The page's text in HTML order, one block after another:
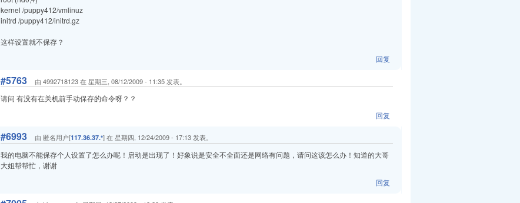
kernel /puppy412/vmlinuz
initrd /puppy412/initrd.gz
这样设置就不保存？
回复
#5763 由 4992718123 在 星期三, 08/12/2009 - 11:35 发表。
请问 有没有在关机前手动保存的命令呀？？
回复
#6993 由 匿名用户[117.36.37.*] 在 星期四, 12/24/2009 - 17:13 发表。
我的电脑不能保存个人设置了怎么办呢！启动是出现了！好象说是安全不全面还是网络有问题，请问这该怎么办！知道的大哥
大姐帮帮忙，谢谢
回复